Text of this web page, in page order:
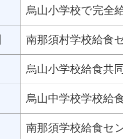
烏山小学校で完全給
南那須村学校給食セ
烏山小学校給食共同
烏山中学校学校給食
南那須学校給食セン